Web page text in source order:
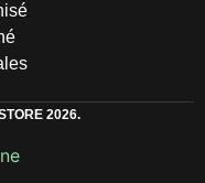
2026.